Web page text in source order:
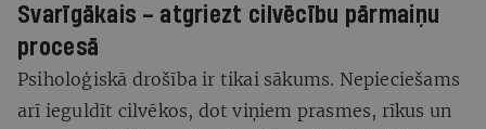
Svarīgākais – atgriezt cilvēcību pārmaiņu
procesā
Psiholoģiskā drošība ir tikai sākums. Nepieciešams
arī ieguldīt cilvēkos, dot viņiem prasmes, rīkus un